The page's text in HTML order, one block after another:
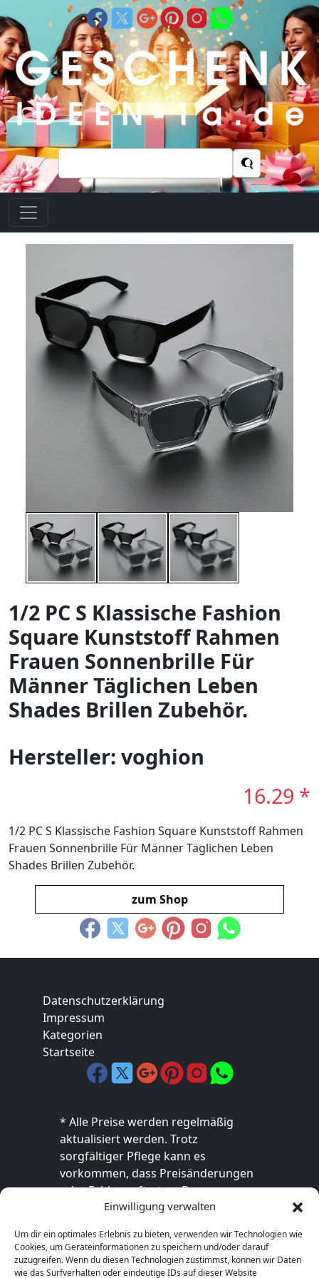
Einwilligung verwalten
Um dir ein optimales Erlebnis zu bieten, verwenden wir Technologien wie
Cookies, um Geräteinformationen zu speichern und/oder darauf
zuzugreifen. Wenn du diesen Technologien zustimmst, können wir Daten
wie das Surfverhalten oder eindeutige IDs auf dieser Website
Suchen
nach:
1/2 PC S Klassische Fashion
Square Kunststoff Rahmen
Frauen Sonnenbrille Für
Männer Täglichen Leben
Shades Brillen Zubehör.
Hersteller: voghion
16.29 *
1/2 PC S Klassische Fashion Square Kunststoff Rahmen
Frauen Sonnenbrille Für Männer Täglichen Leben
Shades Brillen Zubehör.
zum Shop
Datenschutzerklärung
Impressum
Kategorien
Startseite
* Alle Preise werden regelmäßig
aktualisiert werden. Trotz
sorgfältiger Pflege kann es
vorkommen, dass Preisänderungen
oder Fehler auftreten. Der
endgültige Preis sowie die
ausschließlich im jeweiligen Online-
Shop des Anbieters verbindlich. Bitte